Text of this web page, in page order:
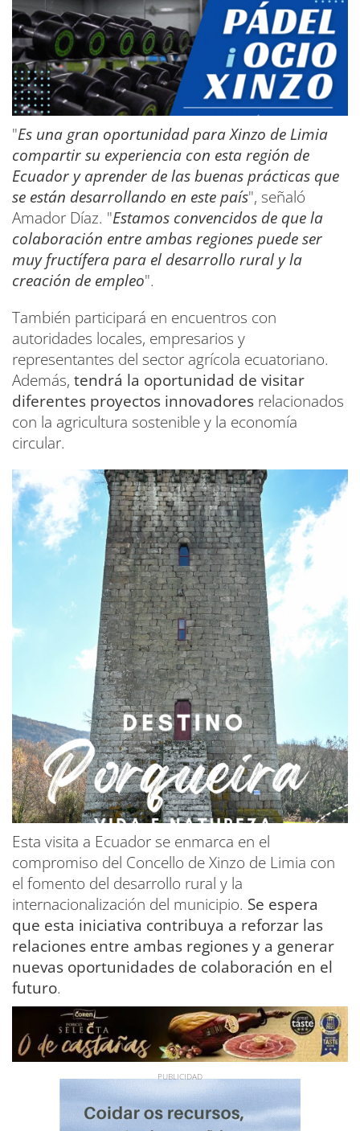
"Es una gran oportunidad para Xinzo de Limia
compartir su experiencia con esta región de
Ecuador y aprender de las buenas prácticas que
se están desarrollando en este país", señaló
Amador Díaz. "Estamos convencidos de que la
colaboración entre ambas regiones puede ser
muy fructífera para el desarrollo rural y la
creación de empleo".
También participará en encuentros con
autoridades locales, empresarios y
representantes del sector agrícola ecuatoriano.
Además, tendrá la oportunidad de visitar
diferentes proyectos innovadores relacionados
con la agricultura sostenible y la economía
circular.
Esta visita a Ecuador se enmarca en el
compromiso del Concello de Xinzo de Limia con
el fomento del desarrollo rural y la
internacionalización del municipio. Se espera
que esta iniciativa contribuya a reforzar las
relaciones entre ambas regiones y a generar
nuevas oportunidades de colaboración en el
futuro.